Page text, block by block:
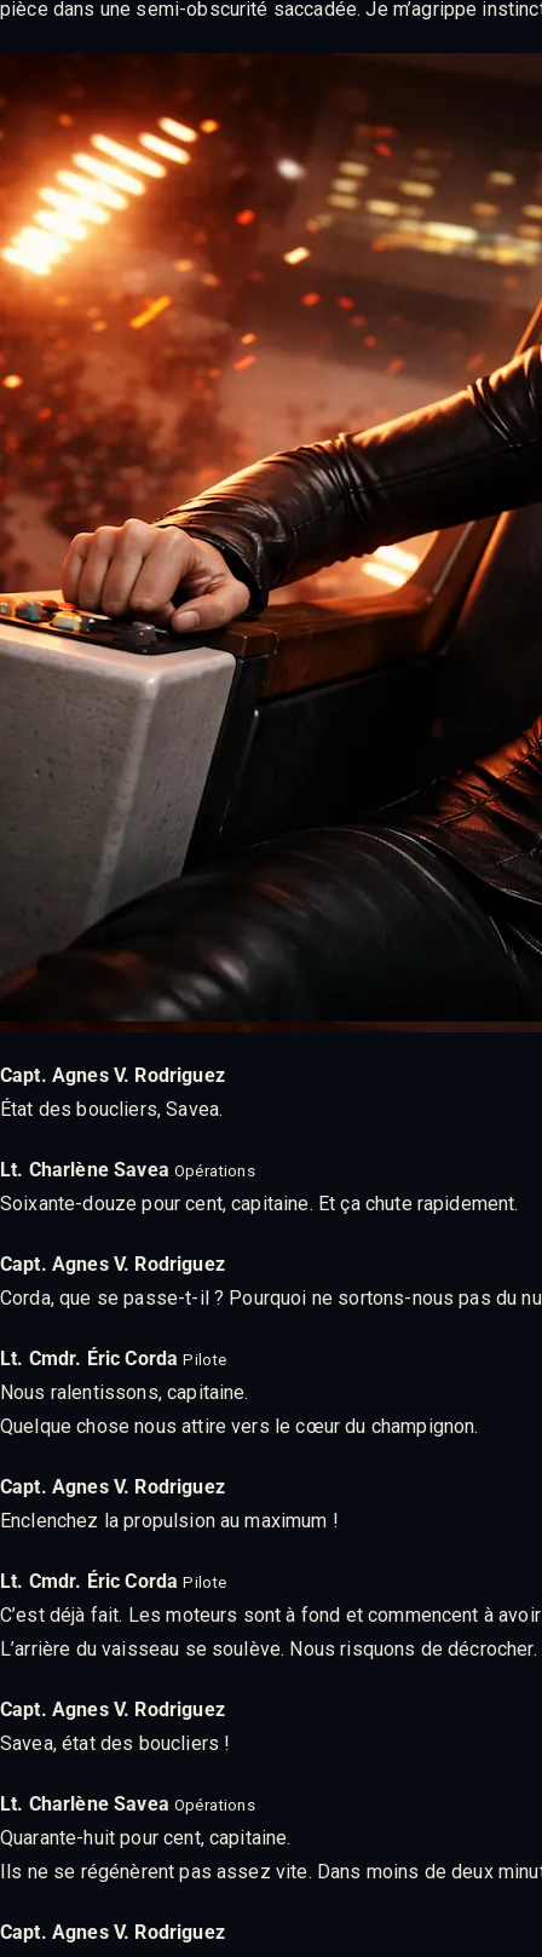
pièce dans une semi-obscurité saccadée. Je m’agrippe
Capt. Agnes V. Rodriguez
État des boucliers, Savea.
Lt. Charlène Savea Opérations
Soixante-douze pour cent, capitaine. Et ça chute rapidement.
Capt. Agnes V. Rodriguez
Corda, que se passe-t-il ? Pourquoi ne sortons-nous pas du
Lt. Cmdr. Éric Corda Pilote
Nous ralentissons, capitaine.
Quelque chose nous attire vers le cœur du champignon.
Capt. Agnes V. Rodriguez
Enclenchez la propulsion au maximum !
Lt. Cmdr. Éric Corda Pilote
C’est déjà fait. Les moteurs sont à fond et commencent à
L’arrière du vaisseau se soulève. Nous risquons de décrocher.
Capt. Agnes V. Rodriguez
Savea, état des boucliers !
Lt. Charlène Savea Opérations
Quarante-huit pour cent, capitaine.
Ils ne se régénèrent pas assez vite. Dans moins de deux
Capt. Agnes V. Rodriguez